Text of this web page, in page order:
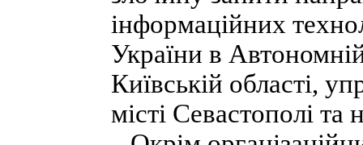
інформаційних
України в
Київській області,
місті Севастополі та